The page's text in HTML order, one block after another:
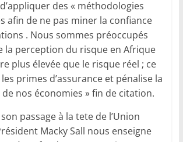
des « méthodologies
afin de ne pas miner la confiance
. Nous sommes préoccupés
la perception du risque en Afrique
plus élevée que le risque réel ; ce
primes d’assurance et pénalise la
nos économies » fin de citation.
passage à la tete de l’Union
Macky Sall nous enseigne